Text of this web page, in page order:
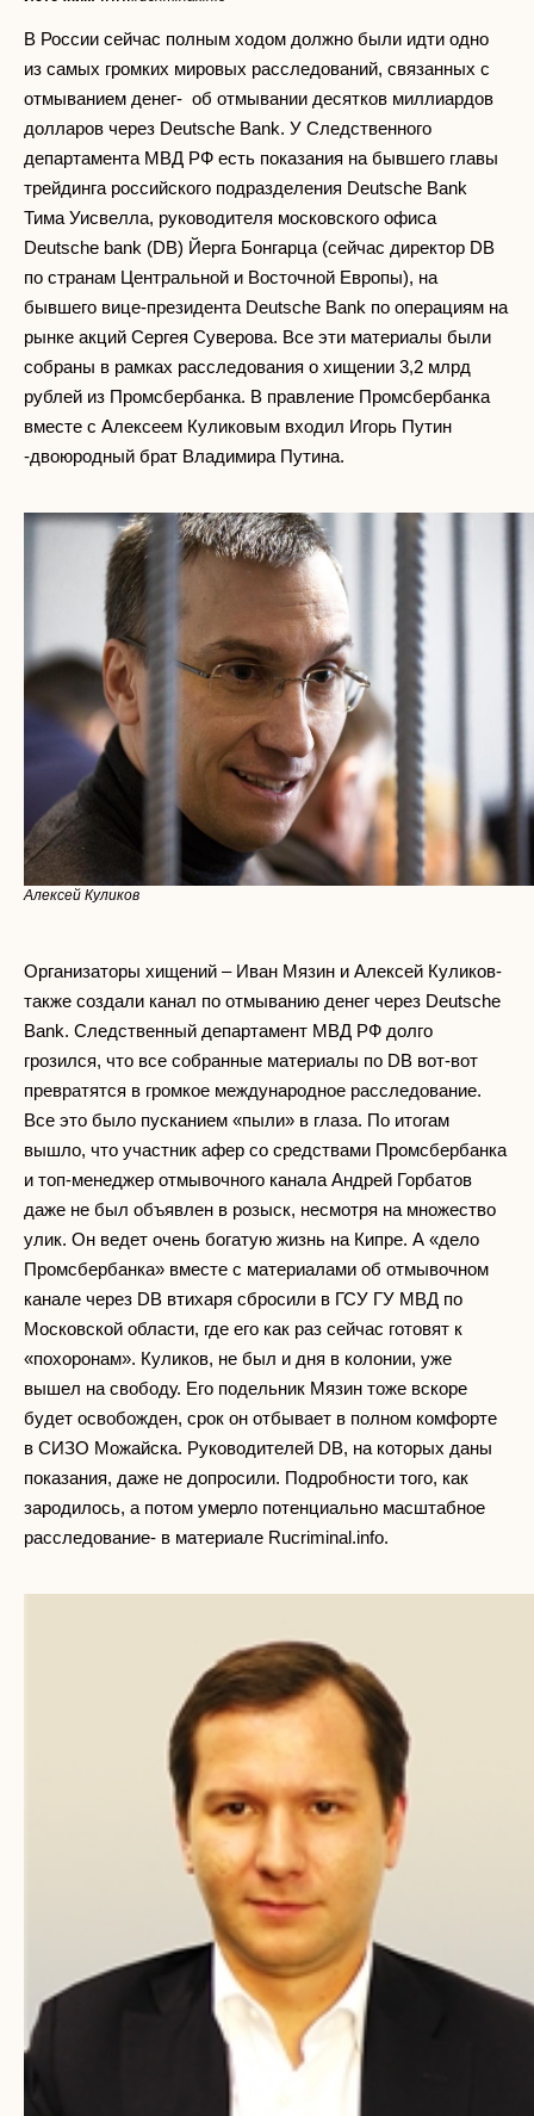
В России сейчас полным ходом должно были идти одно
из самых громких мировых расследований, связанных с
отмыванием денег- об отмывании десятков миллиардов
долларов через Deutsche Bank. У Следственного
департамента МВД РФ есть показания на бывшего главы
трейдинга российского подразделения Deutsche Bank
Тима Уисвелла, руководителя московского офиса
Deutsche bank (DB) Йерга Бонгарца (сейчас директор DB
по странам Центральной и Восточной Европы), на
бывшего вице-президента Deutsche Bank по операциям на
рынке акций Сергея Суверова. Все эти материалы были
собраны в рамках расследования о хищении 3,2 млрд
рублей из Промсбербанка. В правление Промсбербанка
вместе с Алексеем Куликовым входил Игорь Путин
-двоюродный брат Владимира Путина.
Алексей Куликов
Организаторы хищений – Иван Мязин и Алексей Куликов-
также создали канал по отмыванию денег через Deutsche
Bank. Следственный департамент МВД РФ долго
грозился, что все собранные материалы по DB вот-вот
превратятся в громкое международное расследование.
Все это было пусканием «пыли» в глаза. По итогам
вышло, что участник афер со средствами Промсбербанка
и топ-менеджер отмывочного канала Андрей Горбатов
даже не был объявлен в розыск, несмотря на множество
улик. Он ведет очень богатую жизнь на Кипре. А «дело
Промсбербанка» вместе с материалами об отмывочном
канале через DB втихаря сбросили в ГСУ ГУ МВД по
Московской области, где его как раз сейчас готовят к
«похоронам». Куликов, не был и дня в колонии, уже
вышел на свободу. Его подельник Мязин тоже вскоре
будет освобожден, срок он отбывает в полном комфорте
в СИЗО Можайска. Руководителей DB, на которых даны
показания, даже не допросили. Подробности того, как
зародилось, а потом умерло потенциально масштабное
расследование- в материале Rucriminal.info.